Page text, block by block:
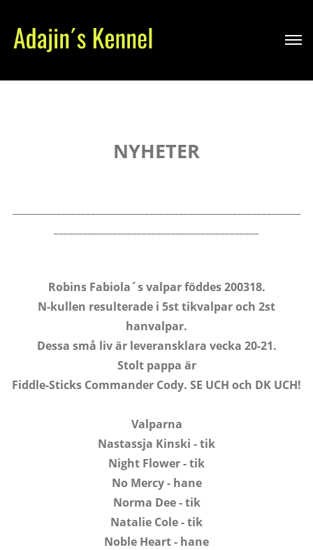
NYHETER
Robins Fabiola´s valpar föddes 200318.
N-kullen resulterade i 5st tikvalpar och 2st
hanvalpar.
Dessa små liv är leveransklara vecka 20-21.
Stolt pappa är
Fiddle-Sticks Commander Cody. SE UCH och DK UCH!
Valparna
Nastassja Kinski - tik
Night Flower - tik
No Mercy - hane
Norma Dee - tik
Natalie Cole - tik
Noble Heart - hane